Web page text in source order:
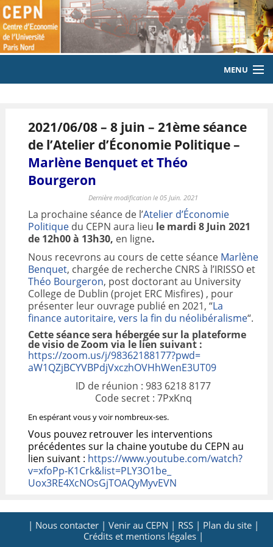
MENU
LE LABORATOIRE
MEMBRES
EQUIPE
EVENEMENTS
LABORATOIRE CITOYEN
VALORISATION
ARCHIVES
2021/06/08 – 8 juin – 21ème séance
de l’Atelier d’Économie Politique –
Marlène Benquet et Théo
Bourgeron
Dernière modification le 05 Juin. 2021
La prochaine séance de l’Atelier d’Économie
Politiquedu CEPN aura lieu le mardi 8 Juin 2021
de 12h00 à 13h30, en ligne.
Nous recevrons au cours de cette séance Marlène
Benquet, chargée de recherche CNRS à l’IRISSO et
Théo Bourgeron, post doctorant au University
College de Dublin (projet ERC Misfires) , pour
présenter leur ouvrage publié en 2021, “La
finance autoritaire, vers la fin du néolibéralisme“.
Cette séance sera hébergée sur la plateforme
de visio de Zoom via le lien suivant:
https://zoom.us/j/98362188177?pwd=
aW1QZjBCYVBPdjVxczhOVHhWenE3UT09
ID de réunion : 983 6218 8177
Code secret : 7PxKnq
En espérant vous y voir nombreux-ses.
Vous pouvez retrouver les interventions
précédentes sur la chaine youtube du CEPN au
lien suivant : https://www.youtube.com/watch?
v=xfoPp-K1Crk&list=PLY3O1be_
Uox3RE4XcNOsGjTOAQyMyvEVN
| Nous contacter | Venir au CEPN | RSS | Plan du site |
Crédits et mentions légales |